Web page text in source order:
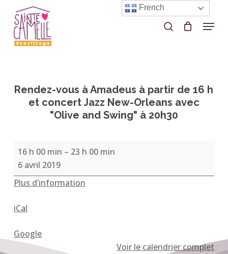
main
content
search Menu
Rendez-vous à Amadeus à partir de 16 h
et concert Jazz New-Orleans avec
"Olive and Swing" à 20h30
Rendez-
vous
à
Amadeus
partir
16
16 h 00 min – 23 h 00 min
6 avril 2019
Plus d’information
iCal
Google
Voir le calendrier complet
Close
French